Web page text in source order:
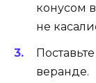
конусом
не
веранде.